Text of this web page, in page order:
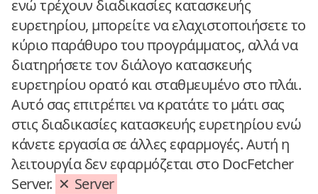
ενώ τρέχουν διαδικασίες κατασκευής
ευρετηρίου, μπορείτε να ελαχιστοποιήσετε το
κύριο παράθυρο του προγράμματος, αλλά να
διατηρήσετε τον διάλογο κατασκευής
ευρετηρίου ορατό και σταθμευμένο στο πλάι.
Αυτό σας επιτρέπει να κρατάτε το μάτι σας
στις διαδικασίες κατασκευής ευρετηρίου ενώ
κάνετε εργασία σε άλλες εφαρμογές. Αυτή η
λειτουργία δεν εφαρμόζεται στο DocFetcher
Server.
Server